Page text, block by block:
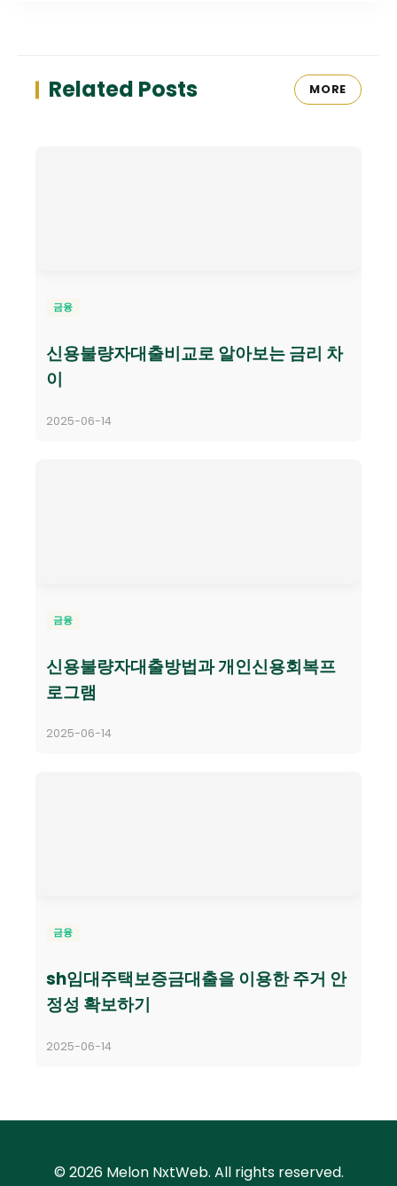
Related Posts MORE
금융
신용불량자대출비교로 알아보는 금리 차
이
2025-06-14
금융
신용불량자대출방법과 개인신용회복프
로그램
2025-06-14
금융
sh임대주택보증금대출을 이용한 주거 안
정성 확보하기
2025-06-14
© 2026 Melon NxtWeb. All rights reserved.